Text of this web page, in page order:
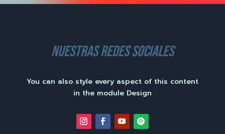
nuestras redes sociales
You can also style every aspect of this content
in the module Design